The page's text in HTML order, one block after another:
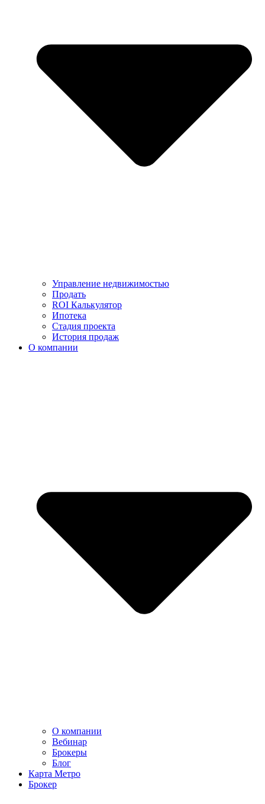
Управление недвижимостью
Продать
ROI Калькулятор
Ипотека
Стадия проекта
История продаж
О компании
О компании
Вебинар
Брокеры
Блог
Карта Метро
Брокер